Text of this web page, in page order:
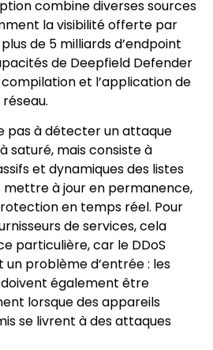
combine diverses sources
la visibilité offerte par
de 5 milliards d’endpoint
de Deepfield Defender
et l’application de
pas à détecter un attaque
saturé, mais consiste à
et dynamiques des listes
mettre à jour en permanence,
en temps réel. Pour
de services, cela
particulière, car le DDoS
un problème d’entrée : les
également être
lorsque des appareils
se livrent à des attaques